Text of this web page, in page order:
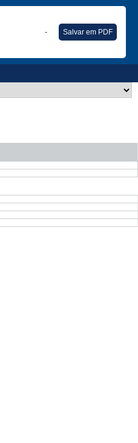
- Salvar em PDF